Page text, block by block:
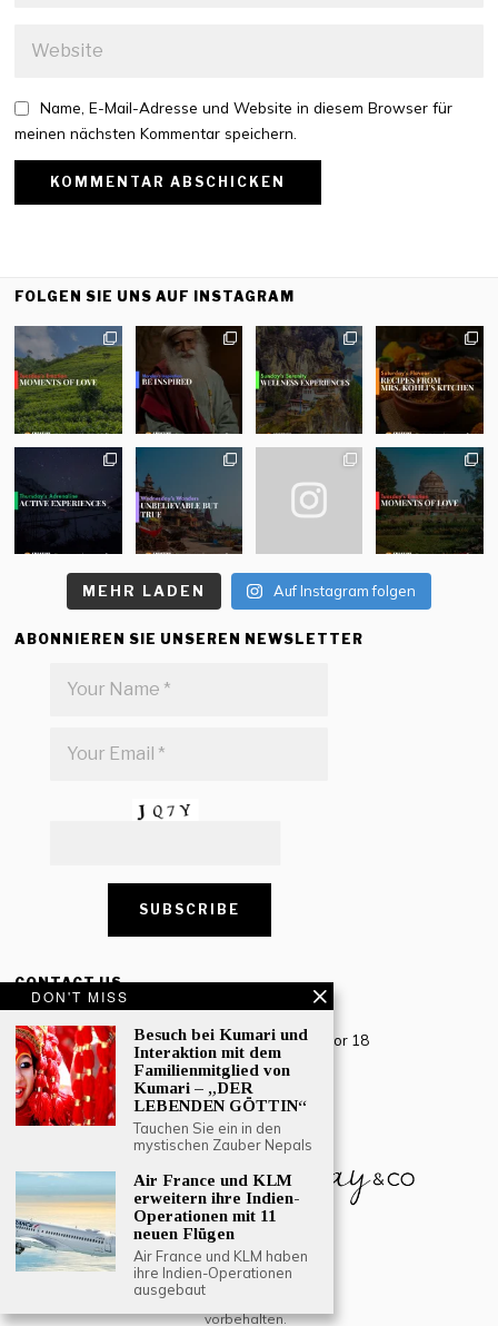
Name, E-Mail-Adresse und Website in diesem Browser für
meinen nächsten Kommentar speichern.
FOLGEN SIE UNS AUF INSTAGRAM
MEHR LADEN Auf Instagram folgen
ABONNIEREN SIE UNSEREN NEWSLETTER
CONTACT US
Creative Plaza, 283 Udyog Vihar Phase 2, Sector 18
Gurugram, Haryana – 122016, India
Tel: +91-124 4567777
Email:engage@southasiatraveljournal.com
© 2024 Creative Travel Blogs. Alle Rechte
vorbehalten.
DON'T MISS
Besuch bei Kumari und
Interaktion mit dem
Familienmitglied von
Kumari – „DER
LEBENDEN GÖTTIN“
Tauchen Sie ein in den
mystischen Zauber Nepals
Air France und KLM
erweitern ihre Indien-
Operationen mit 11
neuen Flügen
Air France und KLM haben
ihre Indien-Operationen
ausgebaut